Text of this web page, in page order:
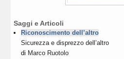
Saggi e Articoli
Riconoscimento dell’altro
Sicurezza e disprezzo dell’altro
di Marco Ruotolo